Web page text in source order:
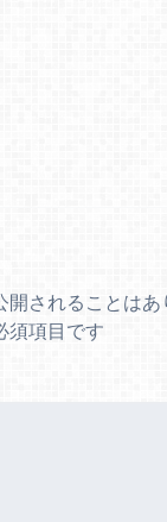
開されることはあ
須項目です